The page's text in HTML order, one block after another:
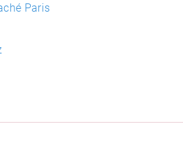
Paris